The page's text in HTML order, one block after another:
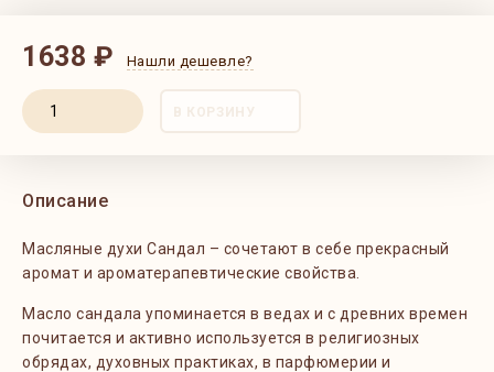
1638 ₽ Нашли дешевле?
В КОРЗИНУ
Описание
Масляные духи Сандал – сочетают в себе прекрасный
аромат и ароматерапевтические свойства.
Масло сандала упоминается в ведах и с древних времен
почитается и активно используется в религиозных
обрядах, духовных практиках, в парфюмерии и